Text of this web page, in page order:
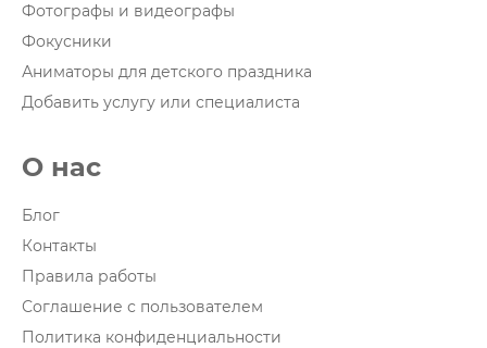
Фотографы и видеографы
Фокусники
Аниматоры для детского праздника
Добавить услугу или специалиста
О нас
Блог
Контакты
Правила работы
Соглашение с пользователем
Политика конфиденциальности